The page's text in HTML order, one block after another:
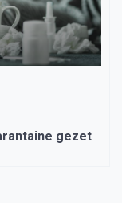
gezet